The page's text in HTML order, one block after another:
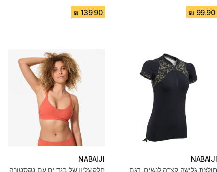
NABAIJI
חולצת גלישה קצרה לנשים, דגם
NABAIJI
חלק עליון של בגד ים עם טקסטורה